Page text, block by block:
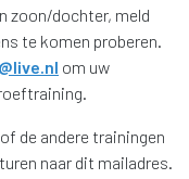
zoon/dochter, meld
te komen proberen.
om uw
de andere trainingen
naar dit mailadres.